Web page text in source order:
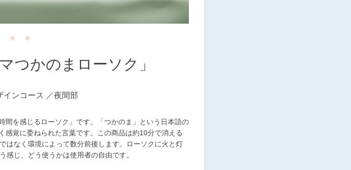
つかのまローソク」
インコース 夜間部
間を感じるローソク」です。「つかのま」という日本語の
覚に委ねられた言葉です。この商品は約10分で消える
はなく環境によって数分前後します。ローソクに火と灯
感じ、どう使うかは使用者の自由です。